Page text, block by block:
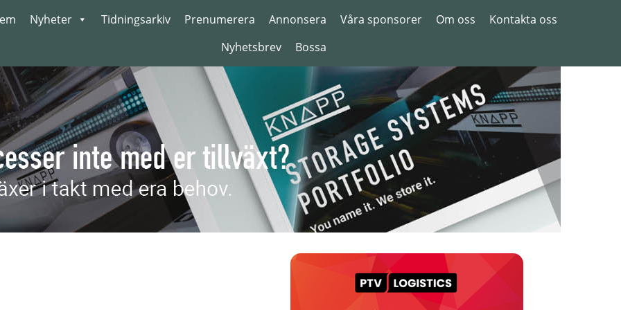
Nyheter Tidningsarkiv Prenumerera Annonsera Våra sponsorer Om oss
Kontakta oss
Nyhetsbrev
Bossa